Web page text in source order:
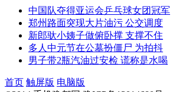
中国队夺得亚运会乒乓球女团冠军
郑州路面突现大片油污 公交调度
新郎驮小姨子做俯卧撑 支撑不住
多人中元节在公墓扮僵尸 为拍抖
男子带2瓶汽油过安检 谎称是水喝
首页 触屏版 电脑版